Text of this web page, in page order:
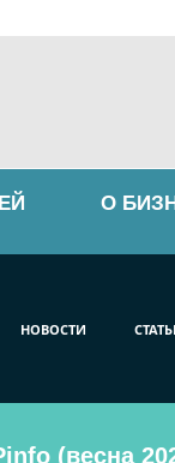
О
НОВОСТИ
(весна